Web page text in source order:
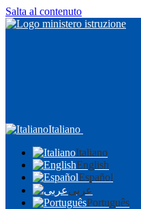
Salta al contenuto
Italiano
Italiano
English
Español
عربى
Português